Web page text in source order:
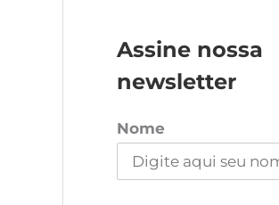
Assine nossa
newsletter
Nome